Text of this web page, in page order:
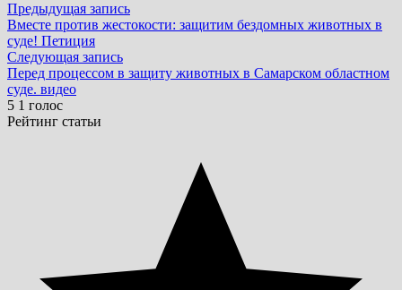
Навигация
по
записям
Предыдущая записьПредыдущая
запись:
Вместе против жестокости: защитим бездомных животных в
суде! Петиция
Следующая записьСледующая
запись:
Перед процессом в защиту животных в Самарском областном
суде. видео
5 1 голос
Рейтинг статьи